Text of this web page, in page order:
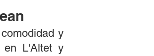
y
en L'Altet y